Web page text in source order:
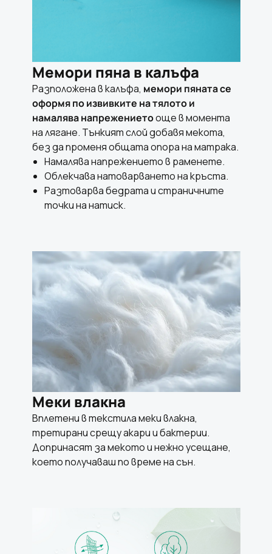
Мемори пяна в калъфа
Разположена в калъфа, мемори пяната се
оформя по извивките на тялото и
намалява напрежениетооще в момента
на лягане. Тънкият слой добавя мекота,
без да променя общата опора на матрака.
Намалява напрежението в раменете.
Облекчава натоварването на кръста.
Разтоварва бедрата и страничните
точки на натиск.
Меки влакна
Вплетени в текстила меки влакна,
третирани срещу акари и бактерии.
Допринасят за мекото и нежно усещане,
което получаваш по време на сън.